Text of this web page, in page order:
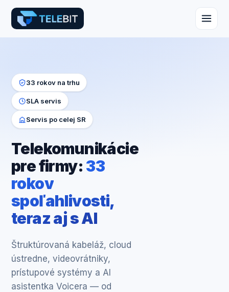
33 rokov na trhu
SLA servis
Servis po celej SR
Telekomunikácie
pre firmy: 33
rokov
spoľahlivosti,
teraz aj s AI
Štruktúrovaná kabeláž, cloud
ústredne, videovrátniky,
prístupové systémy a AI
asistentka Voicera — od